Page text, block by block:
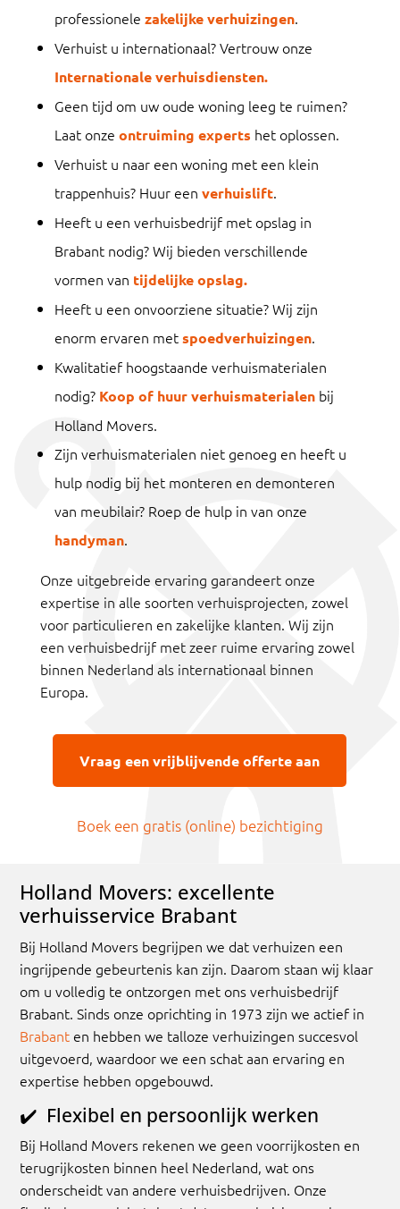
professionele zakelijke verhuizingen.
Verhuist u internationaal? Vertrouw onze
Internationale verhuisdiensten.
Geen tijd om uw oude woning leeg te ruimen?
Laat onze ontruiming experts het oplossen.
Verhuist u naar een woning met een klein
trappenhuis? Huur een verhuislift.
Heeft u een verhuisbedrijf met opslag in
Brabant nodig? Wij bieden verschillende
vormen van tijdelijke opslag.
Heeft u een onvoorziene situatie? Wij zijn
enorm ervaren metspoedverhuizingen.
Kwalitatief hoogstaande verhuismaterialen
nodig? Koop of huur verhuismaterialenbij
Holland Movers.
Zijn verhuismaterialen niet genoeg en heeft u
hulp nodig bij het monteren en demonteren
van meubilair? Roep de hulp in van onze
handyman.
Onze uitgebreide ervaring garandeert onze
expertise in alle soorten verhuisprojecten, zowel
voor particulieren en zakelijke klanten. Wij zijn
een verhuisbedrijf met zeer ruime ervaring zowel
binnen Nederland als internationaal binnen
Europa.
Vraag een vrijblijvende offerte aan
Boek een gratis (online) bezichtiging
Holland Movers: excellente
verhuisservice Brabant
Bij Holland Movers begrijpen we dat verhuizen een
ingrijpende gebeurtenis kan zijn. Daarom staan wij klaar
om u volledig te ontzorgen met ons verhuisbedrijf
Brabant. Sinds onze oprichting in 1973 zijn we actief in
Brabant en hebben we talloze verhuizingen succesvol
uitgevoerd, waardoor we een schat aan ervaring en
expertise hebben opgebouwd.
✔️ Flexibel en persoonlijk werken
Bij Holland Movers rekenen we geen voorrijkosten en
terugrijkosten binnen heel Nederland, wat ons
onderscheidt van andere verhuisbedrijven. Onze